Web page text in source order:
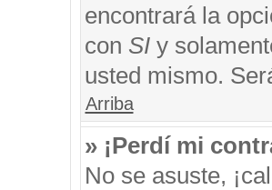
encontrará la
con SIy
usted mismo.
Arriba
» ¡Perdí mi
No se asuste,